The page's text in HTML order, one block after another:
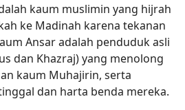
kaum muslimin yang hijrah
ke Madinah karena tekanan
Ansar adalah penduduk asli
dan Khazraj) yang menolong
kaum Muhajirin, serta
dan harta benda mereka.